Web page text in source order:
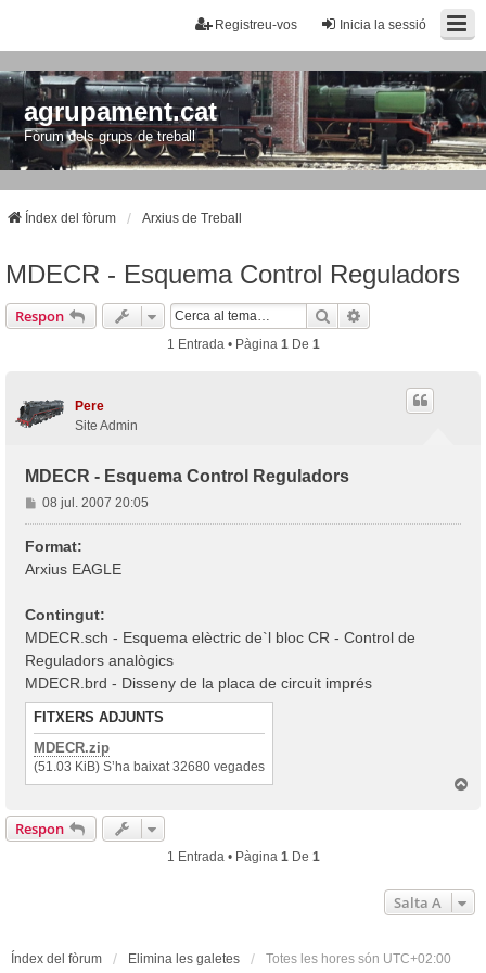
Inicia la sessió
Registreu-vos
agrupament.cat
Fòrum dels grups de treball
Índex del fòrum Arxius de Treball
MDECR - Esquema Control Reguladors
Respon Cerca
1 Entrada • Pàgina 1 De 1
Pere
Site Admin
MDECR - Esquema Control Reguladors
E
n
a
a
08 jul. 2007 20:05
Format:
Arxius EAGLE
Contingut:
MDECR.sch - Esquema elèctric de`l bloc CR - Control de
Reguladors analògics
MDECR.brd - Disseny de la placa de circuit imprés
FITXERS ADJUNTS
MDECR.zip
(51.03 KiB) S’ha baixat 32680 vegades
l
i
Respon
1 Entrada • Pàgina 1 De 1
Salta A
Índex del fòrum Elimina les galetes Totes les hores són UTC+02:00